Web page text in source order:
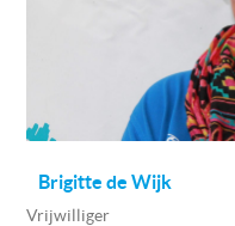
Brigitte de Wijk
Vrijwilliger